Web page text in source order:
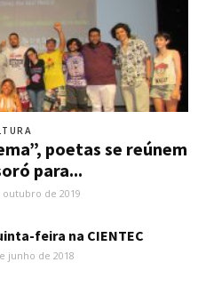
poetas se reúnem
para...
outubro de 2019
feira na CIENTEC
junho de 2018